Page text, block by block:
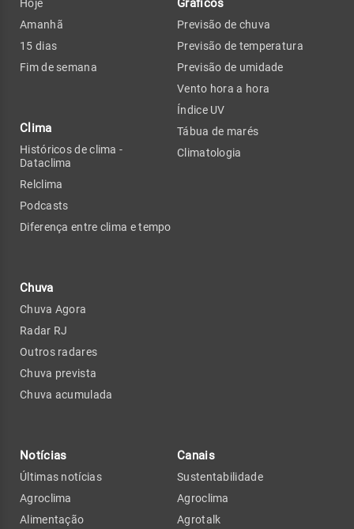
Hoje
Amanhã
15 dias
Fim de semana
Clima
Históricos de clima -
Dataclima
Relclima
Podcasts
Diferença entre clima e tempo
Chuva
Chuva Agora
Radar RJ
Outros radares
Chuva prevista
Chuva acumulada
Gráficos
Previsão de chuva
Previsão de temperatura
Previsão de umidade
Vento hora a hora
Índice UV
Tábua de marés
Climatologia
Notícias
Últimas notícias
Agroclima
Alimentação
Canais
Sustentabilidade
Agroclima
Agrotalk